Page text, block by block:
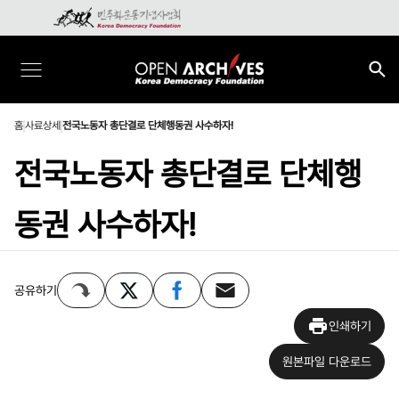
홈사료상세 전국노동자 총단결로 단체행동권 사수하자!
전국노동자 총단결로 단체행
동권 사수하자!
공유하기
인쇄하기
원본파일 다운로드